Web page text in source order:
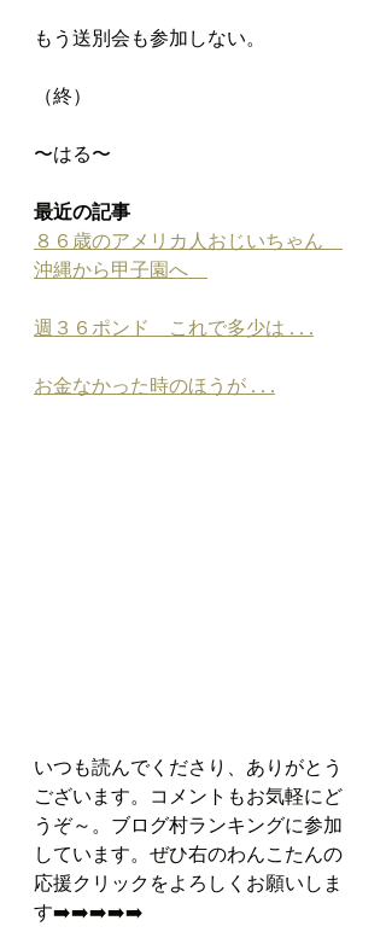
もう送別会も参加しない。
（終）
〜はる〜
最近の記事
８６歳のアメリカ人おじいちゃん
沖縄から甲子園へ
週３６ポンド　これで多少は . . .
お金なかった時のほうが . . .
いつも読んでくださり、ありがとう
ございます。コメントもお気軽にど
うぞ～。ブログ村ランキングに参加
しています。ぜひ右のわんこたんの
応援クリックをよろしくお願いしま
す➡️➡️➡️➡️➡️